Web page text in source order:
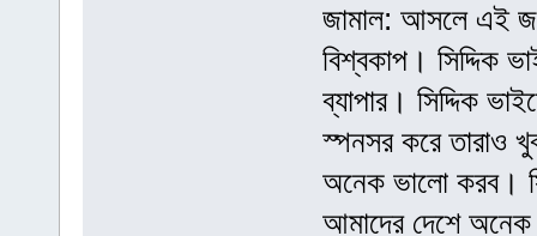
জামাল: আসলে এই
বিশ্বকাপ। সিদ্দিক
ব্যাপার। সিদ্দিক
স্পনসর করে তারাও
অনেক ভালো করব।
আমাদের দেশে